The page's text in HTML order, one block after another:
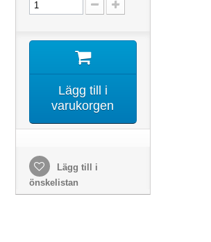
Lägg till i
varukorgen
Lägg till i
önskelistan